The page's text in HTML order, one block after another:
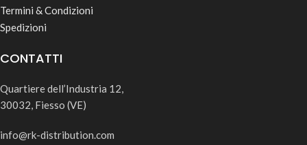
Termini & Condizioni
Spedizioni
CONTATTI
Quartiere dell’Industria 12,
30032, Fiesso (VE)
info@rk-distribution.com